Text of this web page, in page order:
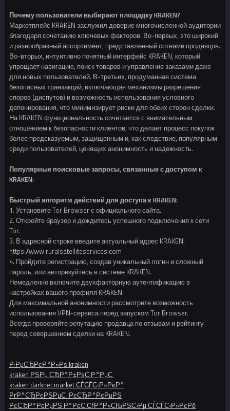
Почему пользователи выбирают площадку KRAKEN?
Маркетплейс KRAKEN заслужил доверие многочисленной аудитории
благодаря сочетанию ключевых факторов. Во-первых, это широкий
и разнообразный ассортимент, представленный сотнями продавцов.
Во-вторых, интуитивно понятный интерфейс KRAKEN, который
упрощает навигацию, поиск товаров и управление заказами даже
для новых пользователей. В-третьих, продуманная система
безопасных транзакций, включающая механизмы разрешения
споров (диспутов) и возможность использования условного
депонирования, что минимизирует риски для обеих сторон сделки.
На KRAKEN функциональность сочетается с внимательным
отношением к безопасности клиентов, что делает процесс покупок
более предсказуемым, защищенным и, как следствие, популярным
среди пользователей, ценящих анонимность и надежность.
Популярные поисковые запросы, связанные с доступом к
KRAKEN:
Быстрый алгоритм действий для доступа к KRAKEN:
1. Установите Tor Browser с официального сайта.
2. Откройте браузер и дождитесь успешного подключения к сети
Tor.
3. В адресной строке введите актуальный адрес KRAKEN:
https://www.ruralsatelliteservices.com
4. Пройдите регистрацию, создав уникальный логин и сложный
пароль, или авторизуйтесь в системе KRAKEN.
Немедленно включите двухфакторную аутентификацию в
настройках вашего профиля KRAKEN.
Для максимальной анонимности рассмотрите возможность
использования VPN-сервиса перед запуском Tor Browser.
Всегда проверяйте репутацию продавца по отзывам и рейтингу
перед совершением сделки на KRAKEN.
Р·РµСЂРєР°Р»Рѕ kraken
kraken РЅРµ СЂР°Р±РѕС‚Р°РµС‚
kraken darknet market СЃСЃС‹Р»РєР°
РґР°СЂРєРЅРµС‚ РєСЂР°РєРµРЅ
РєСЂР°РєРµРЅ Р°РєС‚СѓР°Р»СЊРЅС‹Рµ СЃСЃС‹Р»РєРё